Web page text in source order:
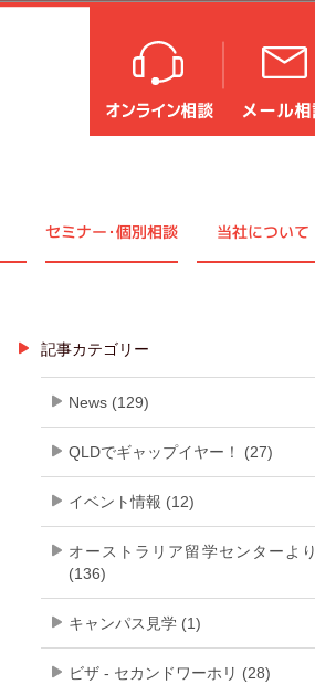
セミナー・個別相談 当社について
記事カテゴリー
News (129)
QLDでギャップイヤー！ (27)
イベント情報 (12)
オーストラリア留学センターより
(136)
キャンパス見学 (1)
ビザ - セカンドワーホリ (28)